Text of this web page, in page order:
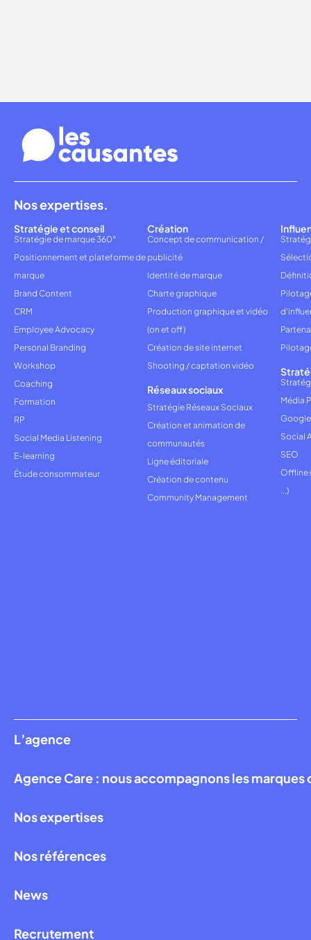
L’agence
Agence Care : nous accompagnons les
Nos expertises
Nos références
News
Recrutement
Nos expertises.
Stratégie et conseil
Stratégie de marque 360°
Positionnement et plateforme de
marque
Brand Content
CRM
Employee Advocacy
Personal Branding
Workshop
Coaching
Formation
RP
Social Media Listening
E-learning
Étude consommateur
Création
Concept de communication /
publicité
Identité de marque
Charte graphique
Production graphique et vidéo
(on et off)
Création de site internet
Shooting / captation vidéo
Réseaux sociaux
Stratégie Réseaux Sociaux
Création et animation de
communautés
Ligne éditoriale
Création de contenu
Community Management
Média
Social
SEO
Offline
...)